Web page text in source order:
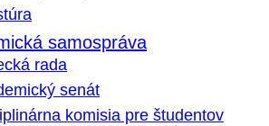
samospráva
rada
senát
komisia pre študentov